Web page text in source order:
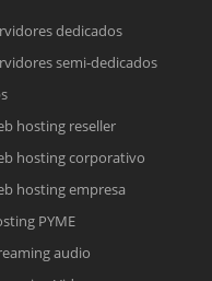
electrónico con el enlace a
a la brevedad.
línea. Complete el formulario
sus datos personales.
dedicados
semi-dedicados
hosting reseller
hosting corporativo
hosting empresa
PYME
audio